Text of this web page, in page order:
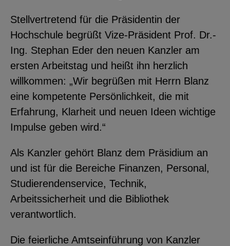
Stellvertretend für die Präsidentin der
Hochschule begrüßt Vize-Präsident Prof. Dr.-
Ing. Stephan Eder den neuen Kanzler am
ersten Arbeitstag und heißt ihn herzlich
willkommen: „Wir begrüßen mit Herrn Blanz
eine kompetente Persönlichkeit, die mit
Erfahrung, Klarheit und neuen Ideen wichtige
Impulse geben wird.“
Als Kanzler gehört Blanz dem Präsidium an
und ist für die Bereiche Finanzen, Personal,
Studierendenservice, Technik,
Arbeitssicherheit und die Bibliothek
verantwortlich.
Die feierliche Amtseinführung von Kanzler